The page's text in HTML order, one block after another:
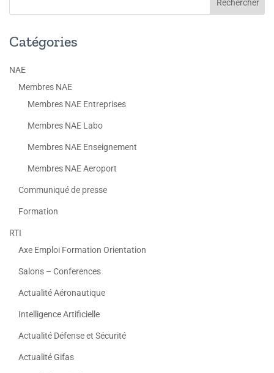
Catégories
NAE
Membres NAE
Membres NAE Entreprises
Membres NAE Labo
Membres NAE Enseignement
Membres NAE Aeroport
Communiqué de presse
Formation
RTI
Axe Emploi Formation Orientation
Salons – Conferences
Actualité Aéronautique
Intelligence Artificielle
Actualité Défense et Sécurité
Actualité Gifas